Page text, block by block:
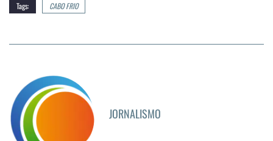
Tags: CABO FRIO
JORNALISMO